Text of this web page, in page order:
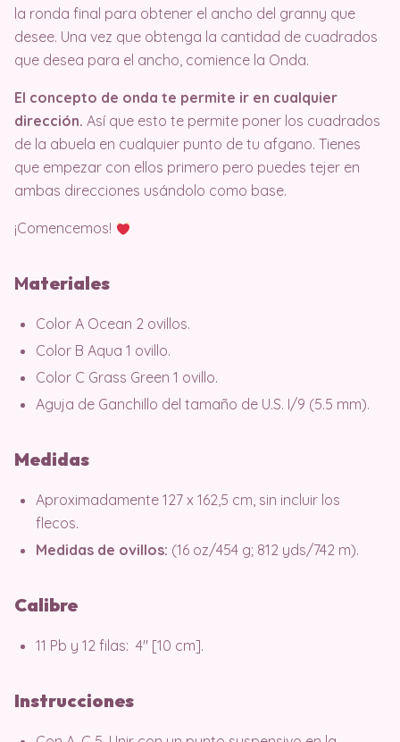
la ronda final para obtener el ancho del granny que
desee. Una vez que obtenga la cantidad de cuadrados
que desea para el ancho, comience la Onda.
El concepto de onda te permite ir en cualquier
dirección. Así que esto te permite poner los cuadrados
de la abuela en cualquier punto de tu afgano. Tienes
que empezar con ellos primero pero puedes tejer en
ambas direcciones usándolo como base.
¡Comencemos!
Materiales
Color A Ocean 2 ovillos.
Color B Aqua 1 ovillo.
Color C Grass Green 1 ovillo.
Aguja de Ganchillo del tamaño de U.S. I/9 (5.5 mm).
Medidas
Aproximadamente 127 x 162,5 cm, sin incluir los
flecos.
Medidas de ovillos: (16 oz/454 g; 812 yds/742 m).
Calibre
11 Pb y 12 filas: 4″ [10 cm].
Instrucciones